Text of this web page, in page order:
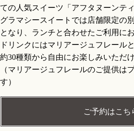
ての人気スイーツ「アフタヌーンティ
グラマシースイートでは店舗限定の
となり、ランチと合わせたご利用に
ドリンクにはマリアージュフレール
約30種類から自由にお楽しみいただけ
（マリアージュフレールのご提供は
す）
ご予約はこち